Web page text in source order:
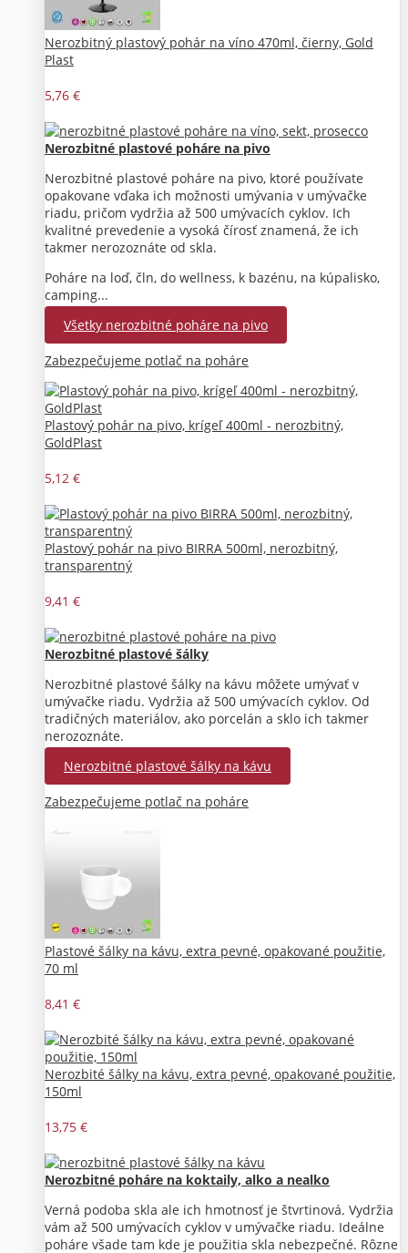
Nerozbitný plastový pohár na víno 470ml, čierny, Gold
Plast
5,76 €
Nerozbitné plastové poháre na pivo
Nerozbitné plastové poháre na pivo, ktoré používate
opakovane vďaka ich možnosti umývania v umývačke
riadu, pričom vydržia až 500 umývacích cyklov. Ich
kvalitné prevedenie a vysoká čírosť znamená, že ich
takmer nerozoznáte od skla.
Poháre na loď, čln, do wellness, k bazénu, na kúpalisko,
camping...
Všetky nerozbitné poháre na pivo
Zabezpečujeme potlač na poháre
Plastový pohár na pivo, krígeľ 400ml - nerozbitný,
GoldPlast
5,12 €
Plastový pohár na pivo BIRRA 500ml, nerozbitný,
transparentný
9,41 €
Nerozbitné plastové šálky
Nerozbitné plastové šálky na kávu môžete umývať v
umývačke riadu. Vydržia až 500 umývacích cyklov. Od
tradičných materiálov, ako porcelán a sklo ich takmer
nerozoznáte.
Nerozbitné plastové šálky na kávu
Zabezpečujeme potlač na poháre
Plastové šálky na kávu, extra pevné, opakované použitie,
70 ml
8,41 €
Nerozbité šálky na kávu, extra pevné, opakované použitie,
150ml
13,75 €
Nerozbitné poháre na koktaily, alko a nealko
Verná podoba skla ale ich hmotnosť je štvrtinová. Vydržia
vám až 500 umývacích cyklov v umývačke riadu. Ideálne
poháre všade tam kde je použitia skla nebezpečné. Rôzne